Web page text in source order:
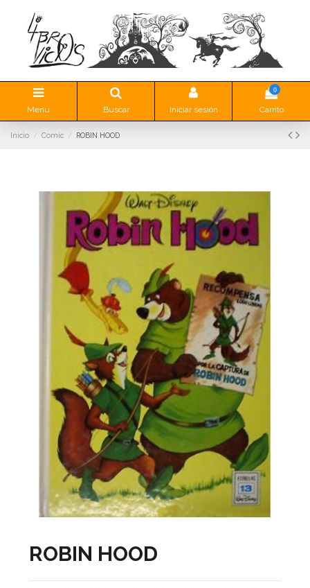
Menu Buscar Iniciar sesión
0
Carrito
Inicio Comic ROBIN HOOD
ROBIN HOOD